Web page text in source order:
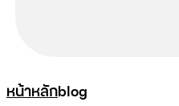
หน้าหลักblog